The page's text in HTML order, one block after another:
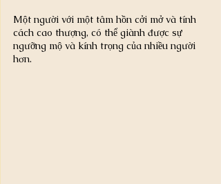
Một người với một tâm hồn cởi mở và tính
cách cao thượng, có thể giành được sự
ngưỡng mộ và kính trọng của nhiều người
hơn.